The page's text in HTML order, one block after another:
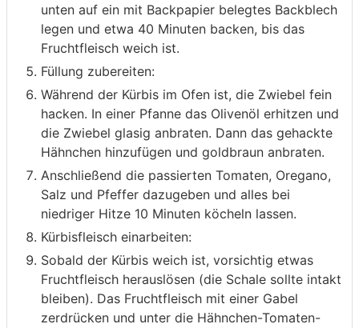
unten auf ein mit Backpapier belegtes Backblech
legen und etwa 40 Minuten backen, bis das
Fruchtfleisch weich ist.
Füllung zubereiten:
Während der Kürbis im Ofen ist, die Zwiebel fein
hacken. In einer Pfanne das Olivenöl erhitzen und
die Zwiebel glasig anbraten. Dann das gehackte
Hähnchen hinzufügen und goldbraun anbraten.
Anschließend die passierten Tomaten, Oregano,
Salz und Pfeffer dazugeben und alles bei
niedriger Hitze 10 Minuten köcheln lassen.
Kürbisfleisch einarbeiten:
Sobald der Kürbis weich ist, vorsichtig etwas
Fruchtfleisch herauslösen (die Schale sollte intakt
bleiben). Das Fruchtfleisch mit einer Gabel
zerdrücken und unter die Hähnchen-Tomaten-